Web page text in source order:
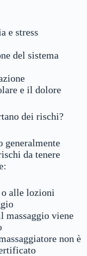
e stress
del sistema
e il dolore
dei rischi?
generalmente
da tenere
alle lozioni
massaggio viene
non è